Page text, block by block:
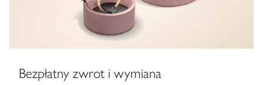
Bezpłatny zwrot i wymiana